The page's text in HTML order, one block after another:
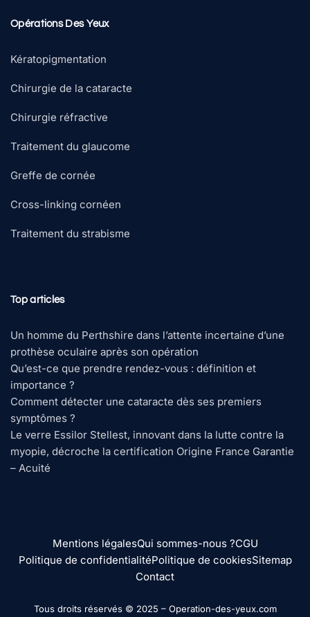
Opérations Des Yeux
Kératopigmentation
Chirurgie de la cataracte
Chirurgie réfractive
Traitement du glaucome
Greffe de cornée
Cross-linking cornéen
Traitement du strabisme
Top articles
Un homme du Perthshire dans l’attente incertaine d’une
prothèse oculaire après son opération
Qu’est-ce que prendre rendez-vous : définition et
importance ?
Comment détecter une cataracte dès ses premiers
symptômes ?
Le verre Essilor Stellest, innovant dans la lutte contre la
myopie, décroche la certification Origine France Garantie
– Acuité
Mentions légalesQui sommes-nous ?CGU
Politique de confidentialitéPolitique de cookiesSitemap
Contact
Tous droits réservés © 2025 – Operation-des-yeux.com